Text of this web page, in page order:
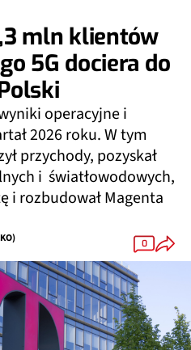
mln klientów
5G dociera do
operacyjne i
2026 roku. W tym
przychody, pozyskał
i światłowodowych,
i rozbudował Magenta
0